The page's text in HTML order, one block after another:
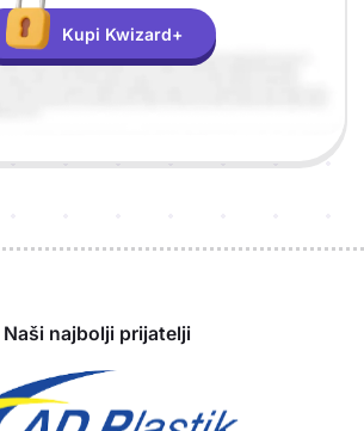
Kupi Kwizard+
Naši najbolji prijatelji